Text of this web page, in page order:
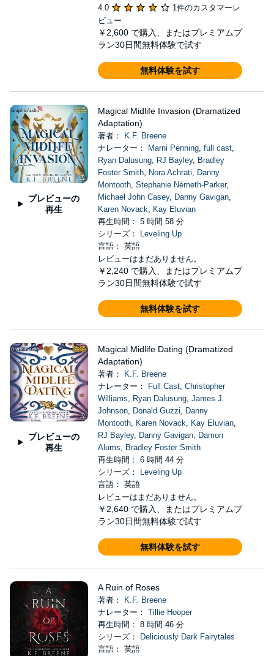
4.0
1件のカスタマーレ
ビュー
￥2,600 で購入、またはプレミアムプ
ラン30日間無料体験で試す
無料体験を試す
プレビューの
再生
Magical Midlife Invasion (Dramatized
Adaptation)
著者：
K.F. Breene
ナレーター：
Marni Penning, full cast,
Ryan Dalusung, RJ Bayley, Bradley
Foster Smith, Nora Achrati, Danny
Montooth, Stephanie Németh-Parker,
Michael John Casey, Danny Gavigan,
Karen Novack, Kay Eluvian
再生時間： 5 時間 58 分
シリーズ：
Leveling Up
言語： 英語
レビューはまだありません。
￥2,240 で購入、またはプレミアムプ
ラン30日間無料体験で試す
無料体験を試す
プレビューの
再生
Magical Midlife Dating (Dramatized
Adaptation)
著者：
K.F. Breene
ナレーター：
Full Cast, Christopher
Williams, Ryan Dalusung, James J.
Johnson, Donald Guzzi, Danny
Montooth, Karen Novack, Kay Eluvian,
RJ Bayley, Danny Gavigan, Damon
Alums, Bradley Foster Smith
再生時間： 6 時間 44 分
シリーズ：
Leveling Up
言語： 英語
レビューはまだありません。
￥2,640 で購入、またはプレミアムプ
ラン30日間無料体験で試す
無料体験を試す
A Ruin of Roses
著者：
K.F. Breene
ナレーター： Tillie Hooper
再生時間： 8 時間 46 分
シリーズ：
Deliciously Dark Fairytales
言語： 英語